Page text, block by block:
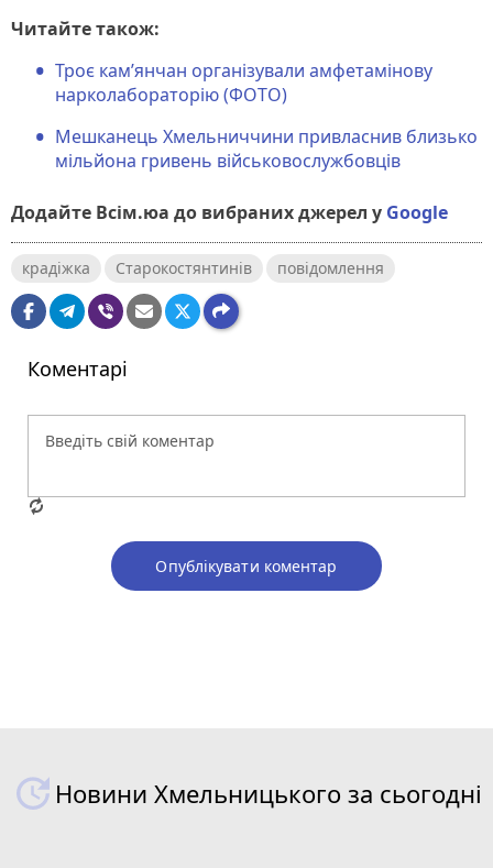
Читайте також:
Троє кам’янчан організували амфетамінову
нарколабораторію (ФОТО)
Мешканець Хмельниччини привласнив близько
мільйона гривень військовослужбовців
Додайте Всім.юа до вибраних джерел у Google
крадіжка Старокостянтинів повідомлення
Коментарі
Опублікувати коментар
Новини Хмельницького за сьогодні